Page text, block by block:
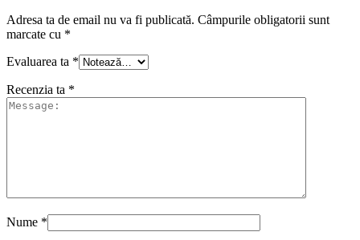
Adresa ta de email nu va fi publicată. Câmpurile obligatorii sunt
marcate cu *
Evaluarea ta *
Recenzia ta *
Nume *